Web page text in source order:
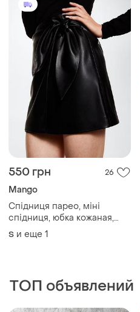
550 грн 26
Mango
Спідниця парео, міні
спідниця, юбка кожаная,
спідниця на запах з штучної
S и еще 1
ТОП объявлений